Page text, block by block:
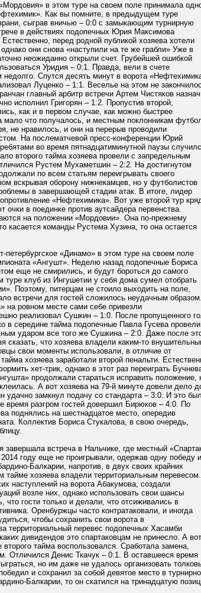
в этом туре на своем поле принимала
Как вы помните, в предыдущем туре
сыграв вничью – 0:0 с замыкающим турнирную
в действиях подопечных Юрия Максимова
перед родной публикой хозяева хотели
они снова «наступили на те же грабли» Уже в
неожиданно открыли счет. Грубейшей ошибкой
Уридия – 0:1. Правда, вели в счете
Спутся десять минут в ворота
Луценко – 1:1. Веселье на этом не
главный арбитр встречи Артем Чистяков
исполнил Григорян – 1:2. Пропустив второй,
как и в первом случае, как можно быстрее
мало что получалось, и местным поклонникам
не нравилось, и они на перерыв проводили
На послематчевой пресс-конференции Юрий
во время пятнадцатиминутной паузы
второго тайма хозяева провели с запредельным
Рустем Мухаметшин – 2:2. На достигнутом
по всем статьям переигрывать своего
вскрывая оборону нижнекамцев, но у футболистов
в завершающей стадии атак. В итоге, лидер
«Нефтехимика». Вот уже второй тур
в поединке против аутсайдера первенства.
на положении «Мордовии». Она по-прежнему
касается команды Рустема Хузина, то она остается
петербургское «Динамо» в этом туре на своем поле
«Ангушт». Неделю назад подопечные Бориса
еще не смирились, и будут бороться до самого
клуб из Ингушетии у себя дома сумел отобрать
Поэтому, питерцам не стоило выходить на поле,
встречи для гостей сложилось неудачным образом.
на ровном месте сами себе привезли
реализовал Сушкин – 1:0. После пропущенного
в середине тайма подопечные Павла Гусева провели
ударом все того же Сушкина – 2:0. Даже после
сказать, что хозяева владели каким-то
свои моменты использовали, в отличие от
хозяева заработали второй пенальти.
хет-трик, однако в этот раз переиграть
продолжали стараться исправить положение,
А вот хозяева на 79-й минуте довели дело
замкнул подачу со стандарта – 3:0. И это
время разгром гостей довершил Бирюков – 4:0. По
поднялись на шестнадцатое место, опередив
Коллектив Бориса Стукалова, в свою очередь,
завершала встреча в Нальчике, где местный
году еще не проигрывали, одержав одну победу и
Балкарии, напротив, в двух своих крайних
тайме хозяева владели территориальным перевесом.
наступлений на ворота Абакумова, создали
возле них, однако использовать свои шансы
что гости только и делали, что отсиживались в
Оренбуржцы часто контратаковали, и иногда
чтобы сохранить свои ворота в
территориальный перевес подопечных Хасамби
дивидендов это спартаковцам не принесло. А вот
тайма воспользовался. Сработала замена,
Отличился Денис Ткачук – 0:1. В оставшееся время
но им даже не удалось организовать
и сохранил за собой девятое место в
Балкарии, то он скатился на тринадцатую